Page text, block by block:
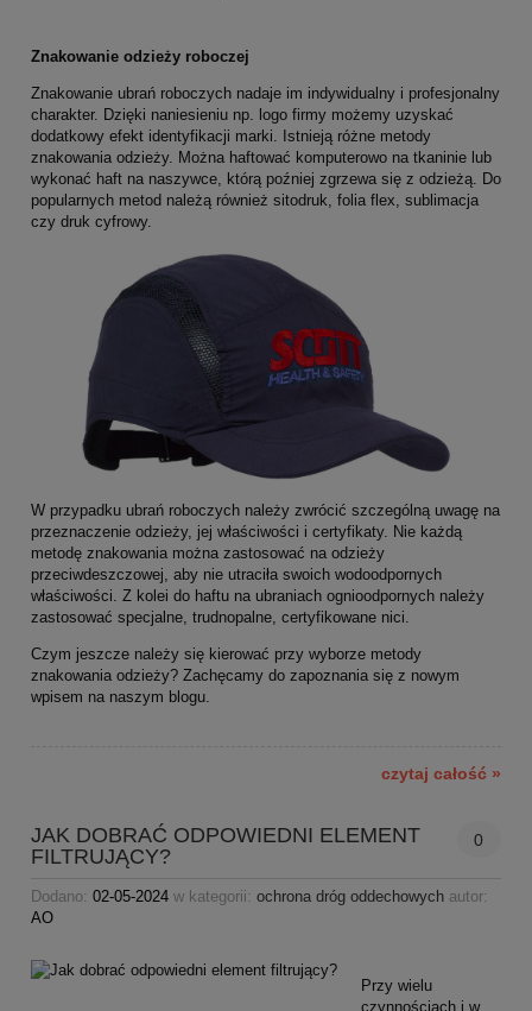
Znakowanie odzieży roboczej
Znakowanie ubrań roboczych nadaje im indywidualny i profesjonalny
charakter. Dzięki naniesieniu np. logo firmy możemy uzyskać
dodatkowy efekt identyfikacji marki. Istnieją różne metody
znakowania odzieży. Można haftować komputerowo na tkaninie lub
wykonać haft na naszywce, którą poźniej zgrzewa się z odzieżą. Do
popularnych metod należą również sitodruk, folia flex, sublimacja
czy druk cyfrowy.
W przypadku ubrań roboczych należy zwrócić szczególną uwagę na
przeznaczenie odzieży, jej właściwości i certyfikaty. Nie każdą
metodę znakowania można zastosować na odzieży
przeciwdeszczowej, aby nie utraciła swoich wodoodpornych
właściwości. Z kolei do haftu na ubraniach ognioodpornych należy
zastosować specjalne, trudnopalne, certyfikowane nici.
Czym jeszcze należy się kierować przy wyborze metody
znakowania odzieży? Zachęcamy do zapoznania się z nowym
wpisem na naszym blogu.
czytaj całość »
JAK DOBRAĆ ODPOWIEDNI ELEMENT
FILTRUJĄCY?
0
Dodano: 02-05-2024 w kategorii: ochrona dróg oddechowych autor:
AO
Przy wielu
czynnościach i w